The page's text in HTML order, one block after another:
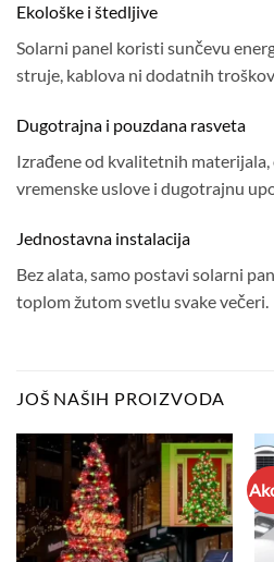
Ekološke i štedljive
Solarni panel koristi sunčevu
struje, kablova ni dodatnih
Dugotrajna i pouzdana rasveta
Izrađene od kvalitetnih materijala,
vremenske uslove i dugotrajnu
Jednostavna instalacija
Bez alata, samo postavi solarni
toplom žutom svetlu svake večeri.
JOŠ NAŠIH PROIZVODA